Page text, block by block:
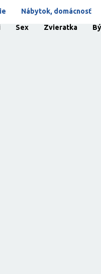
Nábytok, domácnosť
Sex Zvieratka